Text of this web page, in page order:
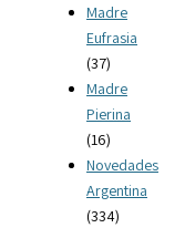
Madre
Eufrasia
(37)
Madre
Pierina
(16)
Novedades
Argentina
(334)